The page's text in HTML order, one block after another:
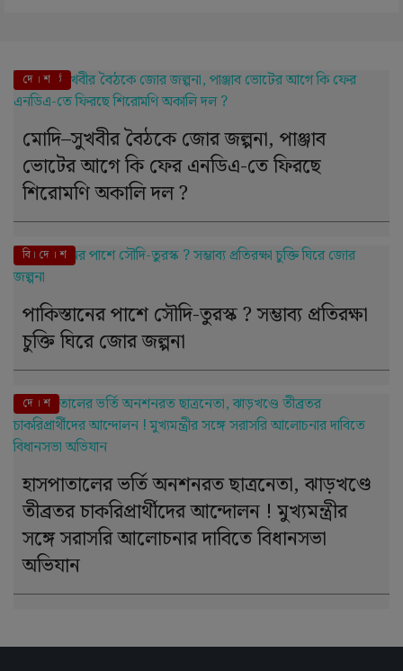
এই মুহূর্তে
দে । শ
মোদি–সুখবীর বৈঠকে জোর জল্পনা, পাঞ্জাব
ভোটের আগে কি ফের এনডিএ-তে ফিরছে
শিরোমণি অকালি দল ?
বি। দে । শ
পাকিস্তানের পাশে সৌদি-তুরস্ক ? সম্ভাব্য প্রতিরক্ষা
চুক্তি ঘিরে জোর জল্পনা
দে । শ
হাসপাতালের ভর্তি অনশনরত ছাত্রনেতা, ঝাড়খণ্ডে
তীব্রতর চাকরিপ্রার্থীদের আন্দোলন ! মুখ্যমন্ত্রীর
সঙ্গে সরাসরি আলোচনার দাবিতে বিধানসভা
অভিযান